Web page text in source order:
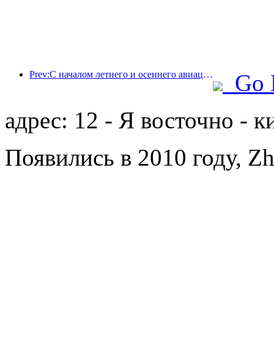
Prev:С началом летнего и осеннего авиационного сезона в трех аэропортах острова Хайнань появилось 41 новое направление.
Go
адрес: 12 - Я восточно -
Появились в 2010 году,